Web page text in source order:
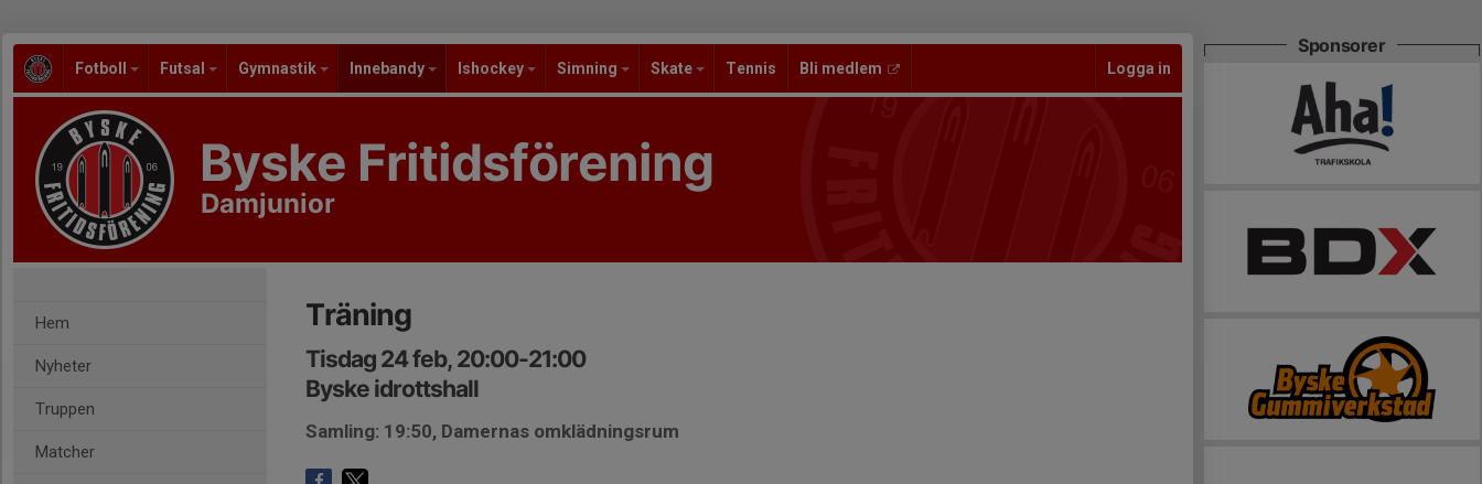
Fotboll Futsal Gymnastik Innebandy Ishockey Simning Skate Tennis Bli medlem Logga in
Byske Fritidsförening
Damjunior
Hem
Nyheter
Truppen
Matcher
Träning
Tisdag 24 feb, 20:00-21:00
Byske idrottshall
Samling: 19:50, Damernas omklädningsrum
Sponsorer